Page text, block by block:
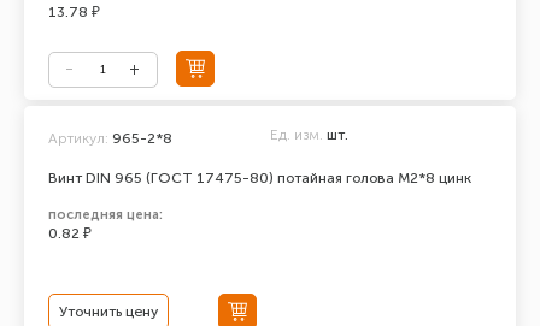
13.78 ₽
Винт DIN 965 (ГОСТ 17475-80) потайная голова М2*8 цинк
Артикул: 965-2*8 Ед. изм. шт.
последняя цена:
0.82 ₽
Уточнить цену